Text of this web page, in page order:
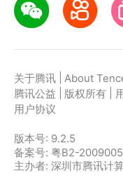
关于腾讯 About
腾讯公益
版权所有
用户协议
版本号: 9.2.5
备案号: 粤B2-
主办者: 深圳市腾讯计